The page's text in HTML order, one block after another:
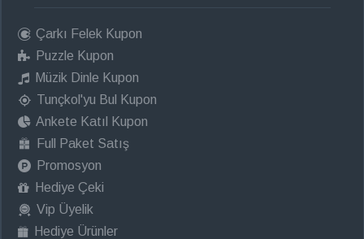
Çarkı Felek Kupon
Puzzle Kupon
Müzik Dinle Kupon
Tunçkol'yu Bul Kupon
Ankete Katıl Kupon
Full Paket Satış
Promosyon
Hediye Çeki
Vip Üyelik
Hediye Ürünler